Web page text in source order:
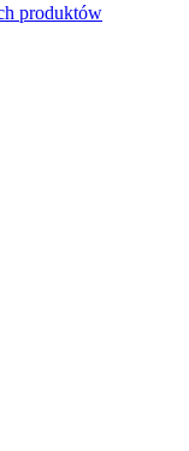
produktów